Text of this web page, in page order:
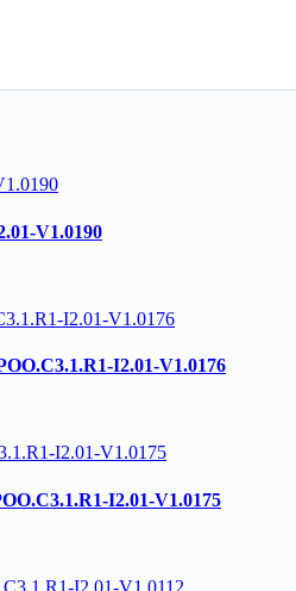
V1.0190
I2.01-V1.0176
I2.01-V1.0175